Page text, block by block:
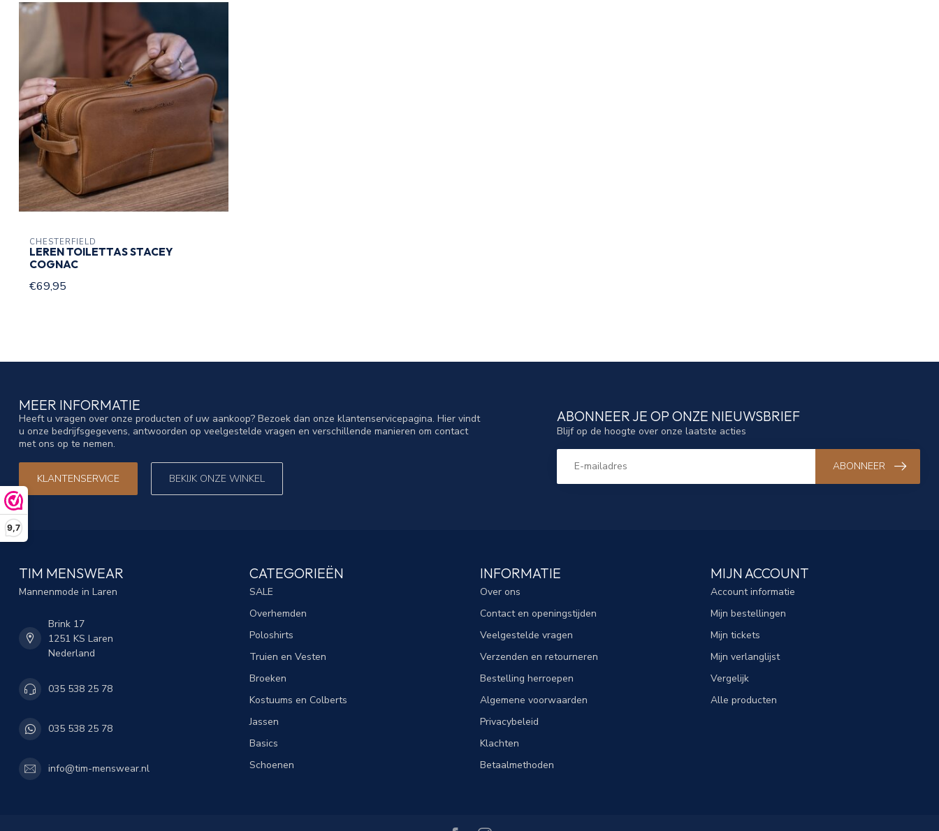
9,7
CHESTERFIELD
LEREN TOILETTAS STACEY
COGNAC
€69,95
MEER INFORMATIE
Heeft u vragen over onze producten of uw aankoop? Bezoek dan onze klantenservicepagina. Hier vindt
u onze bedrijfsgegevens, antwoorden op veelgestelde vragen en verschillende manieren om contact
met ons op te nemen.
KLANTENSERVICE BEKIJK ONZE WINKEL
ABONNEER JE OP ONZE NIEUWSBRIEF
Blijf op de hoogte over onze laatste acties
ABONNEER
TIM MENSWEAR
Mannenmode in Laren
Brink 17
1251 KS Laren
Nederland
035 538 25 78
035 538 25 78
info@tim-menswear.nl
CATEGORIEËN
SALE
Overhemden
Poloshirts
Truien en Vesten
Broeken
Kostuums en Colberts
Jassen
Basics
Schoenen
INFORMATIE
Over ons
Contact en openingstijden
Veelgestelde vragen
Verzenden en retourneren
Bestelling herroepen
Algemene voorwaarden
Privacybeleid
Klachten
Betaalmethoden
MIJN ACCOUNT
Account informatie
Mijn bestellingen
Mijn tickets
Mijn verlanglijst
Vergelijk
Alle producten